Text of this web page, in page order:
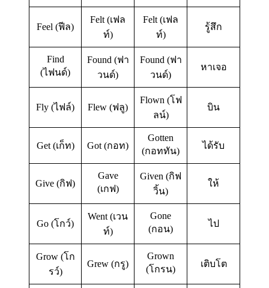
Feel (ฟีล)
Felt (เฟล
ท์)
Felt (เฟล
ท์)
รู้สึก
Find
(ไฟนด์)
Found (ฟา
วนด์)
Found (ฟา
วนด์)
หาเจอ
Fly (ไฟล์) Flew (ฟลู)
Flown (โฟ
ลน์)
บิน
Get (เก็ท) Got (กอท)
Gotten
(กอททัน)
ได้รับ
Give (กิฟ)
Gave
(เกฟ)
Given (กิฟ
วิ้น)
ให้
Go (โกว์)
Went (เวน
ท์)
Gone
(กอน)
ไป
Grow (โก
รว์)
Grew (กรู)
Grown
(โกรน)
เติบโต